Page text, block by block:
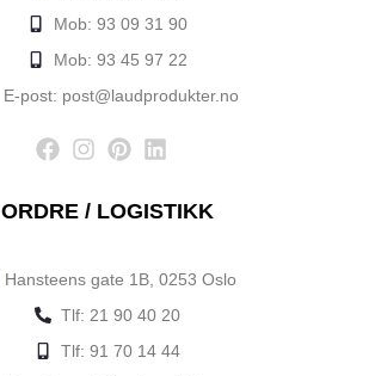
Mob: 93 09 31 90
Mob: 93 45 97 22
E-post: post@laudprodukter.no
ORDRE / LOGISTIKK
Hansteens gate 1B, 0253 Oslo
Tlf: 21 90 40 20
Tlf: 91 70 14 44